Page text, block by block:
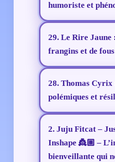
humoriste et
29. Le Rire Jaune
frangins et de
28. Thomas
polémiques et
2. Juju Fitcat –
Inshape 👸🏼 –
bienveillante qui